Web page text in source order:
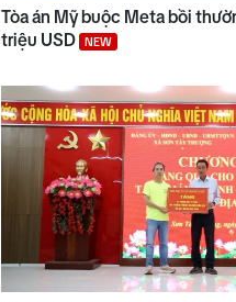
Tòa án Mỹ buộc Meta bồi
triệu USD
NEW